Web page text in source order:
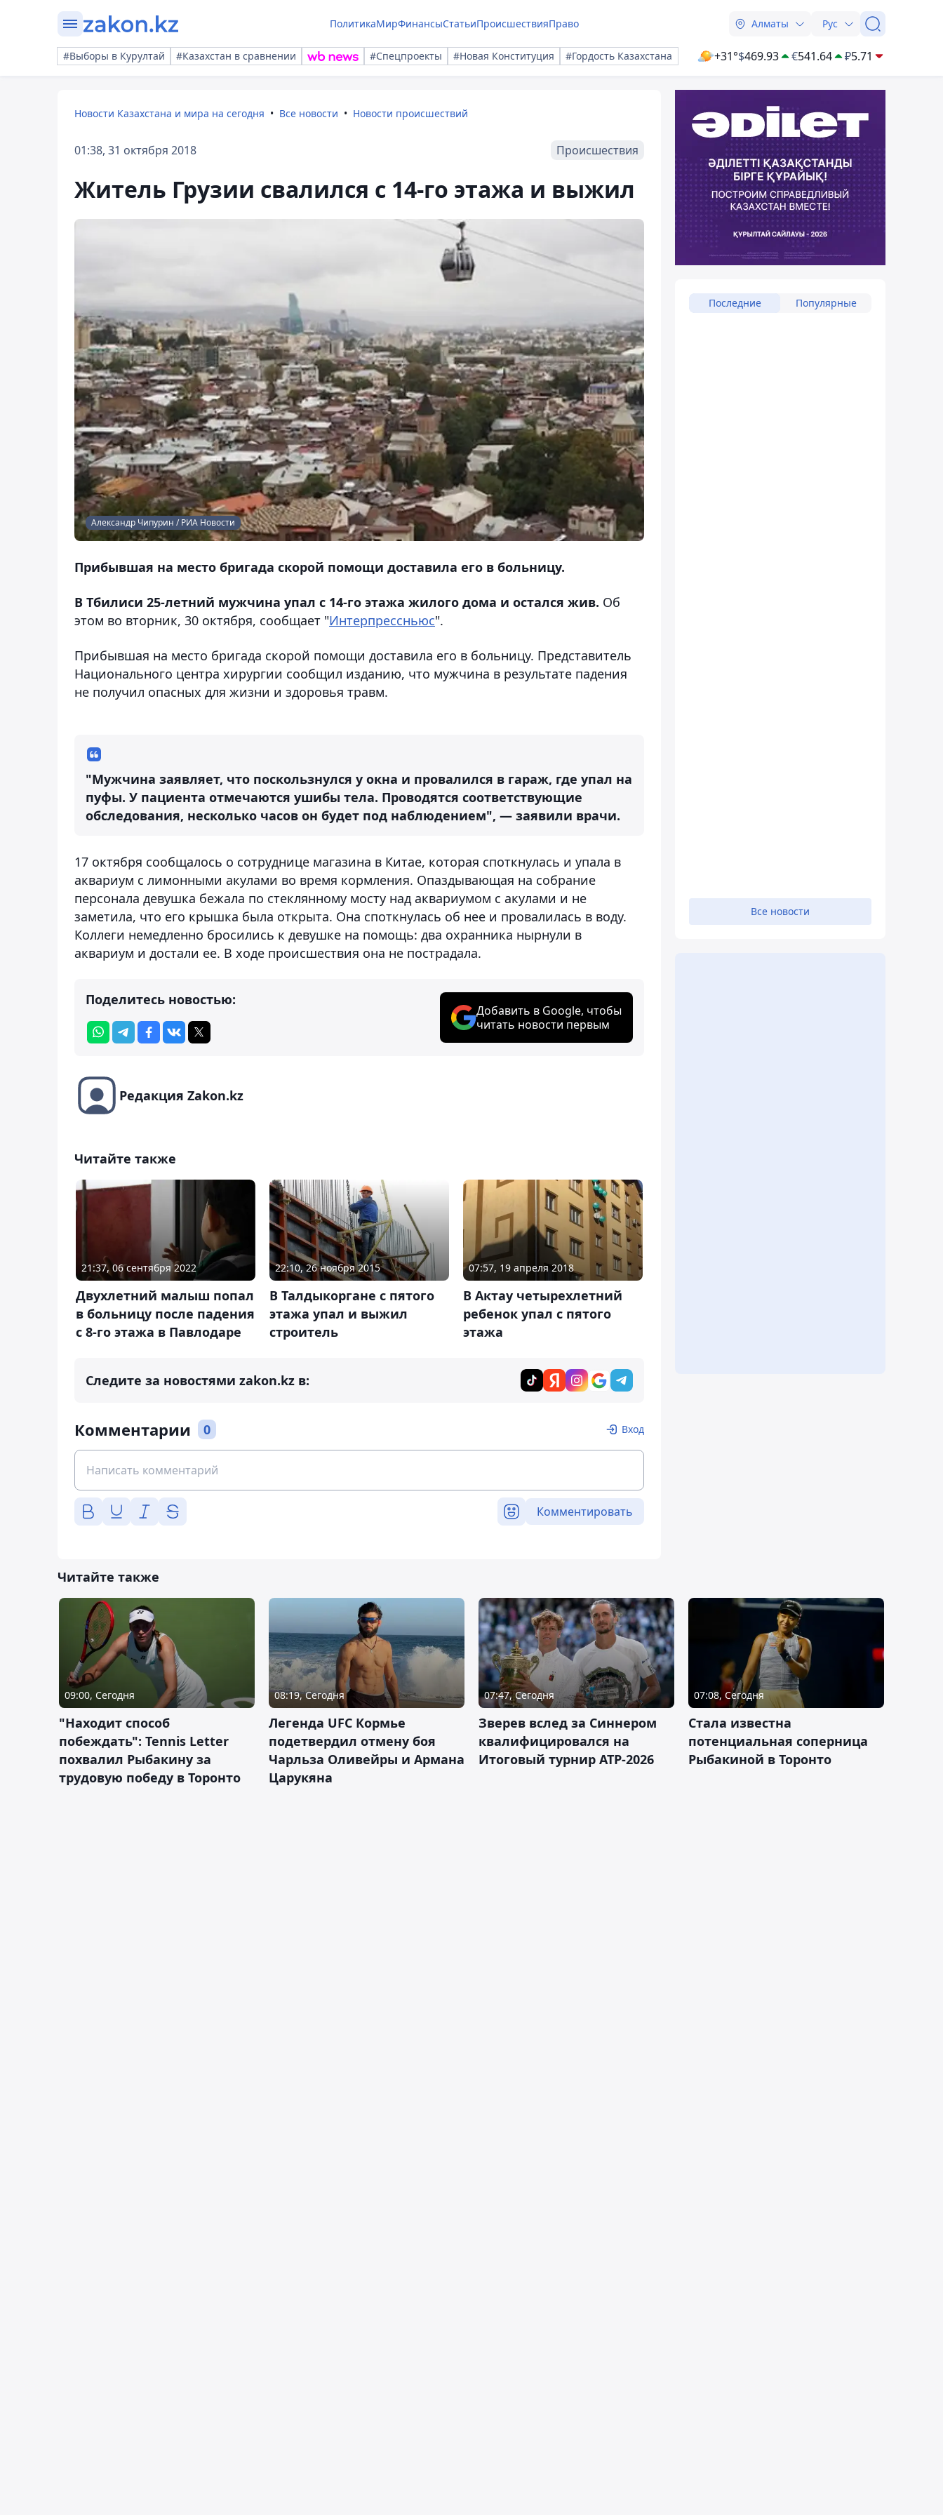
ПолитикаМирФинансыСтатьиПроисшествияПраво Алматы Рус
#Выборы в Курултай #Казахстан в сравнении #Спецпроекты #Новая Конституция #Гордость Казахстана +31°$469.93 €541.64 ₽5.71
Новости Казахстана и мира на сегодня Все новости Новости происшествий
01:38, 31 октября 2018 Происшествия
Житель Грузии свалился с 14-го этажа и выжил
Александр Чипурин / РИА Новости
Прибывшая на место бригада скорой помощи доставила его в больницу.
В Тбилиси 25-летний мужчина упал с 14-го этажа жилого дома и остался жив. Об
этом во вторник, 30 октября, сообщает "Интерпрессньюс".
Прибывшая на место бригада скорой помощи доставила его в больницу. Представитель
Национального центра хирургии сообщил изданию, что мужчина в результате падения
не получил опасных для жизни и здоровья травм.
"Мужчина заявляет, что поскользнулся у окна и провалился в гараж, где упал на
пуфы. У пациента отмечаются ушибы тела. Проводятся соответствующие
обследования, несколько часов он будет под наблюдением", — заявили врачи.
17 октября сообщалось о сотруднице магазина в Китае, которая споткнулась и упала в
аквариум с лимонными акулами во время кормления. Опаздывающая на собрание
персонала девушка бежала по стеклянному мосту над аквариумом с акулами и не
заметила, что его крышка была открыта. Она споткнулась об нее и провалилась в воду.
Коллеги немедленно бросились к девушке на помощь: два охранника нырнули в
аквариум и достали ее. В ходе происшествия она не пострадала.
Поделитесь новостью:
Добавить в Google, чтобы
читать новости первым
Редакция Zakon.kz
Читайте также
21:37, 06 сентября 2022
Двухлетний малыш попал
в больницу после падения
с 8-го этажа в Павлодаре
22:10, 26 ноября 2015
В Талдыкоргане с пятого
этажа упал и выжил
строитель
07:57, 19 апреля 2018
В Актау четырехлетний
ребенок упал с пятого
этажа
Следите за новостями zakon.kz в:
Комментарии 0 Вход
Комментировать
Последние Популярные
Все новости
Читайте также
09:00, Сегодня
"Находит способ
побеждать": Tennis Letter
похвалил Рыбакину за
трудовую победу в Торонто
08:19, Сегодня
Легенда UFC Кормье
подетвердил отмену боя
Чарльза Оливейры и Армана
Царукяна
07:47, Сегодня
Зверев вслед за Синнером
квалифицировался на
Итоговый турнир ATP-2026
07:08, Сегодня
Cтала известна
потенциальная соперница
Рыбакиной в Торонто